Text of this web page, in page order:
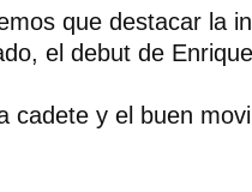
que destacar la
el debut de
cadete y el buen